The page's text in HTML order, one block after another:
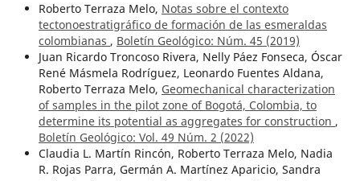
Roberto Terraza Melo, Notas sobre el contexto
tectonoestratigráfico de formación de las esmeraldas
colombianas , Boletín Geológico: Núm. 45 (2019)
Juan Ricardo Troncoso Rivera, Nelly Páez Fonseca, Óscar
René Másmela Rodríguez, Leonardo Fuentes Aldana,
Roberto Terraza Melo, Geomechanical characterization
of samples in the pilot zone of Bogotá, Colombia, to
determine its potential as aggregates for construction ,
Boletín Geológico: Vol. 49 Núm. 2 (2022)
Claudia L. Martín Rincón, Roberto Terraza Melo, Nadia
R. Rojas Parra, Germán A. Martínez Aparicio, Sandra